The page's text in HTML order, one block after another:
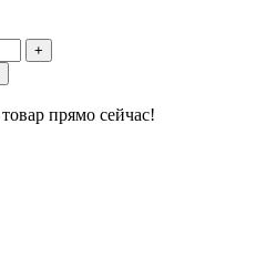
прямо сейчас!